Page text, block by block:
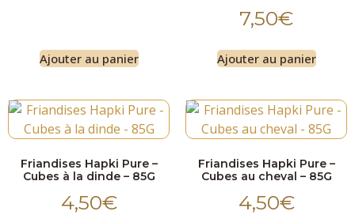
Ajouter au panier
7,50€
Ajouter au panier
Friandises Hapki Pure –
Cubes à la dinde – 85G
4,50€
Friandises Hapki Pure –
Cubes au cheval – 85G
4,50€